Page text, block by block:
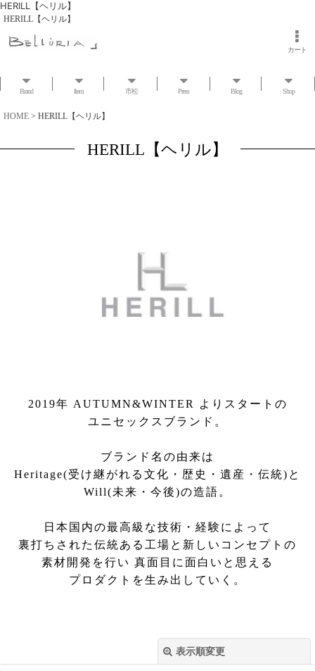
HERILL【ヘリル】
HERILL【ヘリル】
カート
Brand Item 市松 Press Blog Shop
HOME > HERILL【ヘリル】
HERILL【ヘリル】
2019年 AUTUMN&WINTER よりスタートの
ユニセックスブランド。
ブランド名の由来は
Heritage(受け継がれる文化・歴史・遺産・伝統)と
Will(未来・今後)の造語。
日本国内の最高級な技術・経験によって
裏打ちされた伝統ある工場と新しいコンセプトの
素材開発を行い 真面目に面白いと思える
プロダクトを生み出していく。
表示順変更